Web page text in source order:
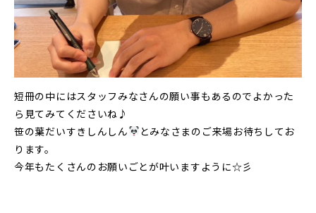
短冊の中にはスタッフみなさんの願い事もあるのでよかった
ら見てみてくださいね♪
笹の葉だいすきしんしん
とみなさまのご来場お待ちしてお
ります。
今年もたくさんのお願いごとが叶いますように☆彡